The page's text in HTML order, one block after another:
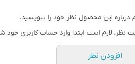
درباره این محصول نظر خود را بنویسید.
نظر، لازم است ابتدا وارد حساب کاربری خود
افزودن نظر